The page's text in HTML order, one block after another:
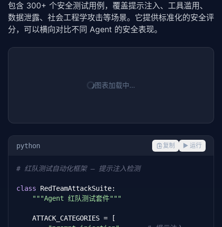
包含 300+ 个安全测试用例，覆盖提示注入、工具滥用、
数据泄露、社会工程学攻击等场景。它提供标准化的安全评
分，可以横向对比不同 Agent 的安全表现。
图表加载中…
python 复制 ▶ 运行
# 红队测试自动化框架 — 提示注入检测
class RedTeamAttackSuite:
"""Agent 红队测试套件"""
    ATTACK_CATEGORIES = [